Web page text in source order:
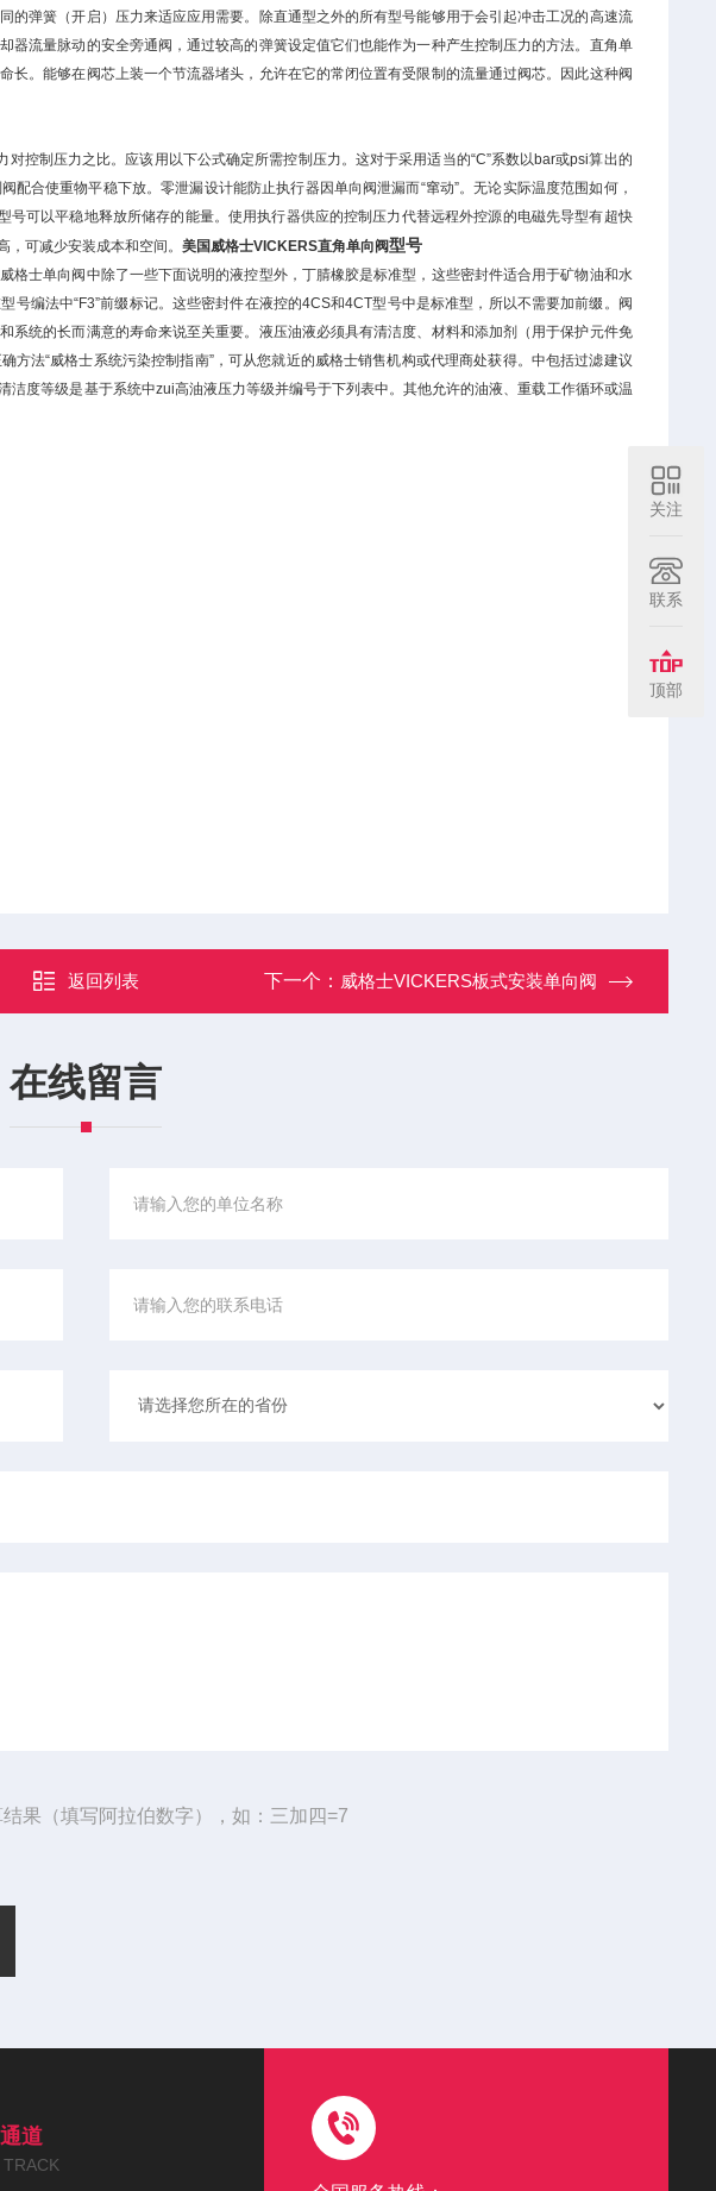
的弹簧（开启）压力来适应应用需要。除直通型之外的所有型号能够用于会引起冲击工况的高速流
器流量脉动的安全旁通阀，通过较高的弹簧设定值它们也能作为一种产生控制压力的方法。直角单
。能够在阀芯上装一个节流器堵头，允许在它的常闭位置有受限制的流量通过阀芯。因此这种阀
控制压力之比。应该用以下公式确定所需控制压力。这对于采用适当的“C”系数以bar或psi算出的
合使重物平稳下放。零泄漏设计能防止执行器因单向阀泄漏而“窜动”。无论实际温度范围如何，
号可以平稳地释放所储存的能量。使用执行器供应的控制压力代替远程外控源的电磁先导型有超快
，可减少安装成本和空间。美国威格士VICKERS直角单向阀型号
格士单向阀中除了一些下面说明的液控型外，丁腈橡胶是标准型，这些密封件适合用于矿物油和水
编法中“F3”前缀标记。这些密封件在液控的4CS和4CT型号中是标准型，所以不需要加前缀。阀
系统的长而满意的寿命来说至关重要。液压油液必须具有清洁度、材料和添加剂（用于保护元件免
法“威格士系统污染控制指南”，可从您就近的威格士销售机构或代理商处获得。中包括过滤建议
度等级是基于系统中zui高油液压力等级并编号于下列表中。其他允许的油液、重载工作循环或温
返回列表 下一个： 威格士VICKERS板式安装单向阀
在线留言
果（填写阿拉伯数字），如：三加四=7
道
TRACK
关注
联系
顶部